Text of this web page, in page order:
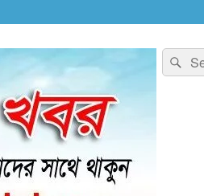
Search
for: